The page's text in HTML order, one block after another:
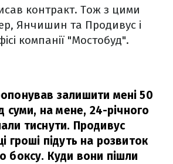
контракт. Тож з цими
Янчишин та Продивус і
компанії "Мостобуд".
залишити мені 50
суми, на мене, 24-річного
тиснути. Продивус
гроші підуть на розвиток
боксу. Куди вони пішли